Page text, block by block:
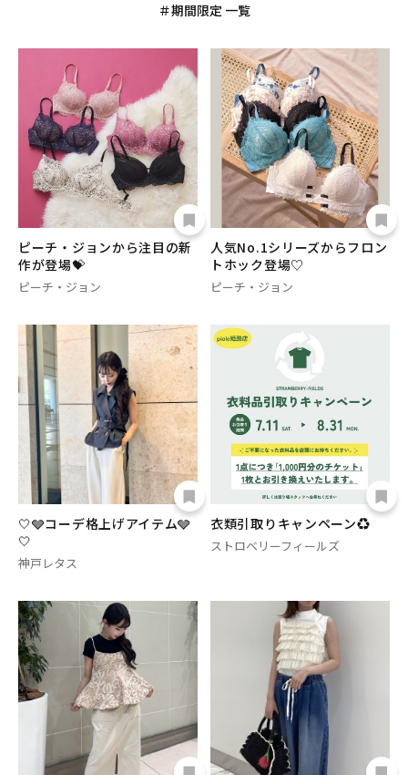
期間限定 一覧
ピーチ・ジョンから注目の新
作が登場💝
ピーチ・ジョン
人気No.1シリーズからフロン
トホック登場♡
ピーチ・ジョン
🤍🩶コーデ格上げアイテム🩶
🤍
神戸レタス
衣類引取りキャンペーン♻️
ストロベリーフィールズ